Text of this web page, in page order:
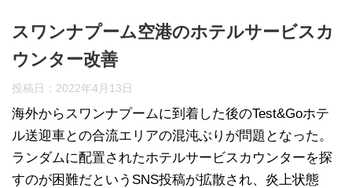
スワンナプーム空港のホテルサービスカ
ウンター改善
投稿日： 2022年4月13日
海外からスワンナプームに到着した後のTest&Goホテ
ル送迎車との合流エリアの混沌ぶりが問題となった。
ランダムに配置されたホテルサービスカウンターを探
すのが困難だというSNS投稿が拡散され、炎上状態